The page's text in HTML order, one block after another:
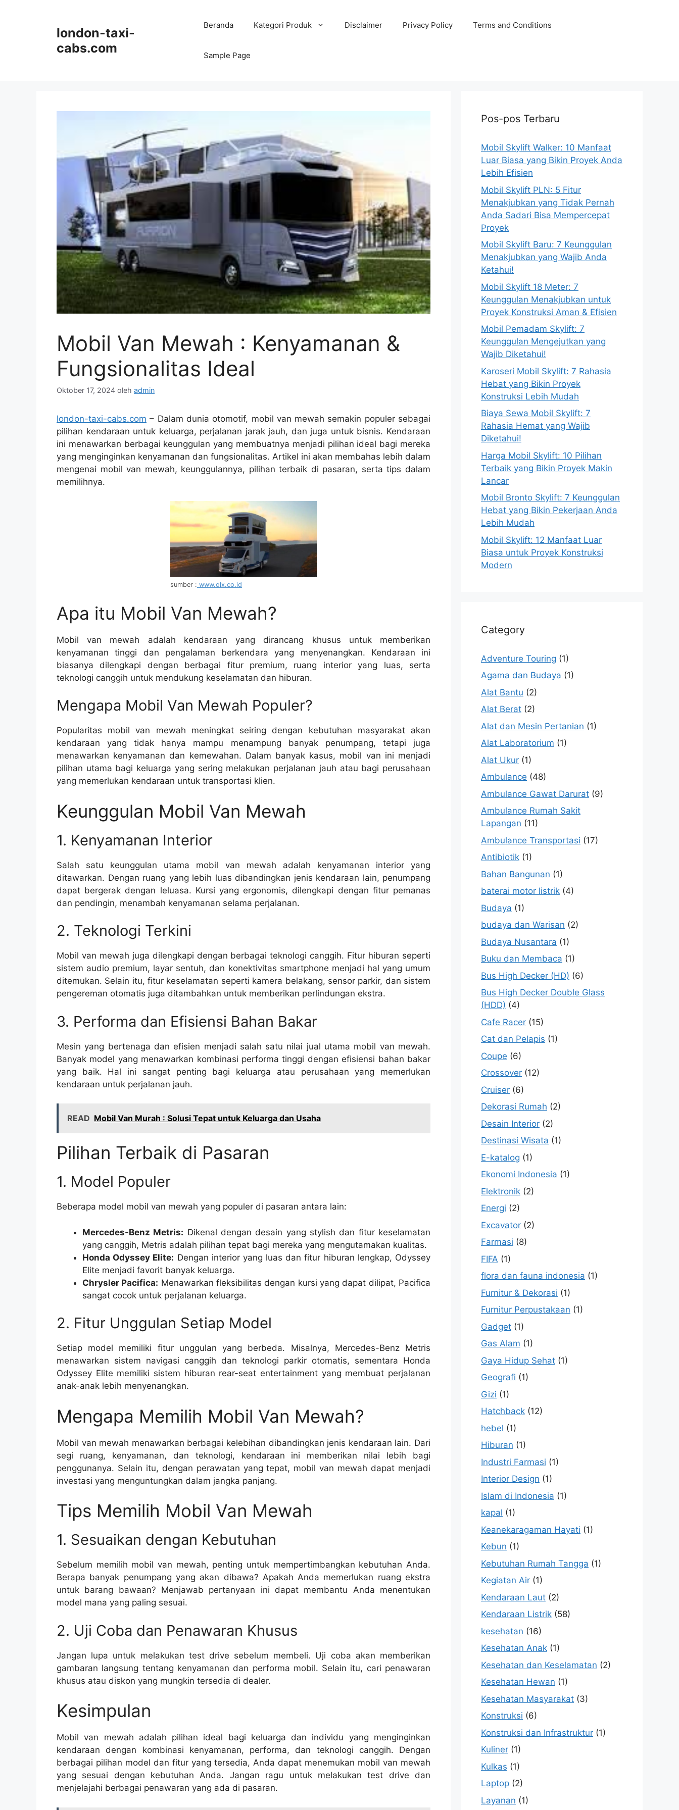
london-taxi-
cabs.com
Beranda Kategori Produk Disclaimer Privacy Policy Terms and Conditions
Sample Page
Mobil Van Mewah : Kenyamanan &
Fungsionalitas Ideal
Oktober 17, 2024 oleh admin
london-taxi-cabs.com – Dalam dunia otomotif, mobil van mewah semakin populer sebagai
pilihan kendaraan untuk keluarga, perjalanan jarak jauh, dan juga untuk bisnis. Kendaraan
ini menawarkan berbagai keunggulan yang membuatnya menjadi pilihan ideal bagi mereka
yang menginginkan kenyamanan dan fungsionalitas. Artikel ini akan membahas lebih dalam
mengenai mobil van mewah, keunggulannya, pilihan terbaik di pasaran, serta tips dalam
memilihnya.
sumber : www.olx.co.id
Apa itu Mobil Van Mewah?
Mobil van mewah adalah kendaraan yang dirancang khusus untuk memberikan
kenyamanan tinggi dan pengalaman berkendara yang menyenangkan. Kendaraan ini
biasanya dilengkapi dengan berbagai fitur premium, ruang interior yang luas, serta
teknologi canggih untuk mendukung keselamatan dan hiburan.
Mengapa Mobil Van Mewah Populer?
Popularitas mobil van mewah meningkat seiring dengan kebutuhan masyarakat akan
kendaraan yang tidak hanya mampu menampung banyak penumpang, tetapi juga
menawarkan kenyamanan dan kemewahan. Dalam banyak kasus, mobil van ini menjadi
pilihan utama bagi keluarga yang sering melakukan perjalanan jauh atau bagi perusahaan
yang memerlukan kendaraan untuk transportasi klien.
Keunggulan Mobil Van Mewah
1. Kenyamanan Interior
Salah satu keunggulan utama mobil van mewah adalah kenyamanan interior yang
ditawarkan. Dengan ruang yang lebih luas dibandingkan jenis kendaraan lain, penumpang
dapat bergerak dengan leluasa. Kursi yang ergonomis, dilengkapi dengan fitur pemanas
dan pendingin, menambah kenyamanan selama perjalanan.
2. Teknologi Terkini
Mobil van mewah juga dilengkapi dengan berbagai teknologi canggih. Fitur hiburan seperti
sistem audio premium, layar sentuh, dan konektivitas smartphone menjadi hal yang umum
ditemukan. Selain itu, fitur keselamatan seperti kamera belakang, sensor parkir, dan sistem
pengereman otomatis juga ditambahkan untuk memberikan perlindungan ekstra.
3. Performa dan Efisiensi Bahan Bakar
Mesin yang bertenaga dan efisien menjadi salah satu nilai jual utama mobil van mewah.
Banyak model yang menawarkan kombinasi performa tinggi dengan efisiensi bahan bakar
yang baik. Hal ini sangat penting bagi keluarga atau perusahaan yang memerlukan
kendaraan untuk perjalanan jauh.
READ Mobil Van Murah : Solusi Tepat untuk Keluarga dan Usaha
Pilihan Terbaik di Pasaran
1. Model Populer
Beberapa model mobil van mewah yang populer di pasaran antara lain:
Mercedes-Benz Metris: Dikenal dengan desain yang stylish dan fitur keselamatan
yang canggih, Metris adalah pilihan tepat bagi mereka yang mengutamakan kualitas.
Honda Odyssey Elite: Dengan interior yang luas dan fitur hiburan lengkap, Odyssey
Elite menjadi favorit banyak keluarga.
Chrysler Pacifica: Menawarkan fleksibilitas dengan kursi yang dapat dilipat, Pacifica
sangat cocok untuk perjalanan keluarga.
2. Fitur Unggulan Setiap Model
Setiap model memiliki fitur unggulan yang berbeda. Misalnya, Mercedes-Benz Metris
menawarkan sistem navigasi canggih dan teknologi parkir otomatis, sementara Honda
Odyssey Elite memiliki sistem hiburan rear-seat entertainment yang membuat perjalanan
anak-anak lebih menyenangkan.
Mengapa Memilih Mobil Van Mewah?
Mobil van mewah menawarkan berbagai kelebihan dibandingkan jenis kendaraan lain. Dari
segi ruang, kenyamanan, dan teknologi, kendaraan ini memberikan nilai lebih bagi
penggunanya. Selain itu, dengan perawatan yang tepat, mobil van mewah dapat menjadi
investasi yang menguntungkan dalam jangka panjang.
Tips Memilih Mobil Van Mewah
1. Sesuaikan dengan Kebutuhan
Sebelum memilih mobil van mewah, penting untuk mempertimbangkan kebutuhan Anda.
Berapa banyak penumpang yang akan dibawa? Apakah Anda memerlukan ruang ekstra
untuk barang bawaan? Menjawab pertanyaan ini dapat membantu Anda menentukan
model mana yang paling sesuai.
2. Uji Coba dan Penawaran Khusus
Jangan lupa untuk melakukan test drive sebelum membeli. Uji coba akan memberikan
gambaran langsung tentang kenyamanan dan performa mobil. Selain itu, cari penawaran
khusus atau diskon yang mungkin tersedia di dealer.
Kesimpulan
Mobil van mewah adalah pilihan ideal bagi keluarga dan individu yang menginginkan
kendaraan dengan kombinasi kenyamanan, performa, dan teknologi canggih. Dengan
berbagai pilihan model dan fitur yang tersedia, Anda dapat menemukan mobil van mewah
yang sesuai dengan kebutuhan Anda. Jangan ragu untuk melakukan test drive dan
menjelajahi berbagai penawaran yang ada di pasaran.
Pos-pos Terbaru
Mobil Skylift Walker: 10 Manfaat
Luar Biasa yang Bikin Proyek Anda
Lebih Efisien
Mobil Skylift PLN: 5 Fitur
Menakjubkan yang Tidak Pernah
Anda Sadari Bisa Mempercepat
Proyek
Mobil Skylift Baru: 7 Keunggulan
Menakjubkan yang Wajib Anda
Ketahui!
Mobil Skylift 18 Meter: 7
Keunggulan Menakjubkan untuk
Proyek Konstruksi Aman & Efisien
Mobil Pemadam Skylift: 7
Keunggulan Mengejutkan yang
Wajib Diketahui!
Karoseri Mobil Skylift: 7 Rahasia
Hebat yang Bikin Proyek
Konstruksi Lebih Mudah
Biaya Sewa Mobil Skylift: 7
Rahasia Hemat yang Wajib
Diketahui!
Harga Mobil Skylift: 10 Pilihan
Terbaik yang Bikin Proyek Makin
Lancar
Mobil Bronto Skylift: 7 Keunggulan
Hebat yang Bikin Pekerjaan Anda
Lebih Mudah
Mobil Skylift: 12 Manfaat Luar
Biasa untuk Proyek Konstruksi
Modern
Category
Adventure Touring (1)
Agama dan Budaya (1)
Alat Bantu (2)
Alat Berat (2)
Alat dan Mesin Pertanian (1)
Alat Laboratorium (1)
Alat Ukur (1)
Ambulance (48)
Ambulance Gawat Darurat (9)
Ambulance Rumah Sakit
Lapangan (11)
Ambulance Transportasi (17)
Antibiotik (1)
Bahan Bangunan (1)
baterai motor listrik (4)
Budaya (1)
budaya dan Warisan (2)
Budaya Nusantara (1)
Buku dan Membaca (1)
Bus High Decker (HD) (6)
Bus High Decker Double Glass
(HDD) (4)
Cafe Racer (15)
Cat dan Pelapis (1)
Coupe (6)
Crossover (12)
Cruiser (6)
Dekorasi Rumah (2)
Desain Interior (2)
Destinasi Wisata (1)
E-katalog (1)
Ekonomi Indonesia (1)
Elektronik (2)
Energi (2)
Excavator (2)
Farmasi (8)
FIFA (1)
flora dan fauna indonesia (1)
Furnitur & Dekorasi (1)
Furnitur Perpustakaan (1)
Gadget (1)
Gas Alam (1)
Gaya Hidup Sehat (1)
Geografi (1)
Gizi (1)
Hatchback (12)
hebel (1)
Hiburan (1)
Industri Farmasi (1)
Interior Design (1)
Islam di Indonesia (1)
kapal (1)
Keanekaragaman Hayati (1)
Kebun (1)
Kebutuhan Rumah Tangga (1)
Kegiatan Air (1)
Kendaraan Laut (2)
Kendaraan Listrik (58)
kesehatan (16)
Kesehatan Anak (1)
Kesehatan dan Keselamatan (2)
Kesehatan Hewan (1)
Kesehatan Masyarakat (3)
Konstruksi (6)
Konstruksi dan Infrastruktur (1)
Kuliner (1)
Kulkas (1)
Laptop (2)
Layanan (1)